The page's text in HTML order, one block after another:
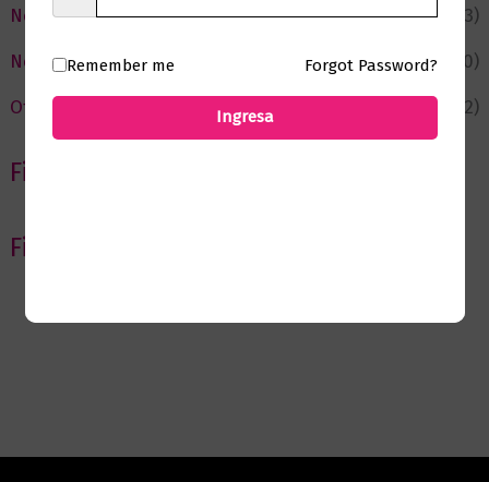
Negocios
(43)
Novedades
(110)
Ofertas
(12)
Filtrar por Autor
Filtrar por editorial
Remember me Forgot Password?
Ingresa